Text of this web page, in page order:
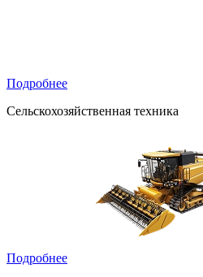
Подробнее
Сельскохозяйственная техника
Подробнее